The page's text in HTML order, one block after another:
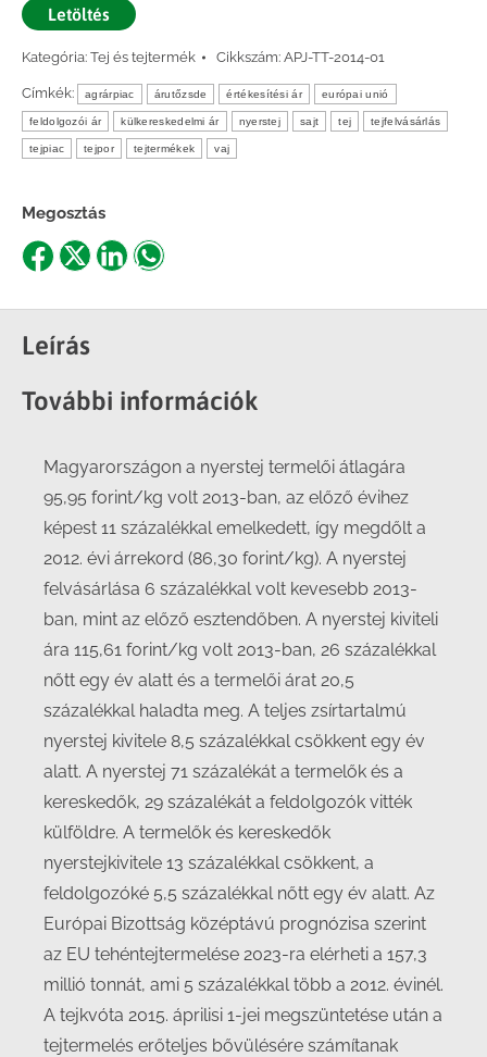
Letöltés
Kategória: Tej és tejtermék Cikkszám: APJ-TT-2014-01
Címkék: agrárpiac árutőzsde értékesítési ár európai unió
feldolgozói ár külkereskedelmi ár nyerstej sajt tej tejfelvásárlás
tejpiac tejpor tejtermékek vaj
Megosztás
Share
Facebook
Share
X
ShareShare
Leírás
További információk
Magyarországon a nyerstej termelői átlagára
95,95 forint/kg volt 2013-ban, az előző évihez
képest 11 százalékkal emelkedett, így megdőlt a
2012. évi árrekord (86,30 forint/kg). A nyerstej
felvásárlása 6 százalékkal volt kevesebb 2013-
ban, mint az előző esztendőben. A nyerstej kiviteli
ára 115,61 forint/kg volt 2013-ban, 26 százalékkal
nőtt egy év alatt és a termelői árat 20,5
százalékkal haladta meg. A teljes zsírtartalmú
nyerstej kivitele 8,5 százalékkal csökkent egy év
alatt. A nyerstej 71 százalékát a termelők és a
kereskedők, 29 százalékát a feldolgozók vitték
külföldre. A termelők és kereskedők
nyerstejkivitele 13 százalékkal csökkent, a
feldolgozóké 5,5 százalékkal nőtt egy év alatt. Az
Európai Bizottság középtávú prognózisa szerint
az EU tehéntejtermelése 2023-ra elérheti a 157,3
millió tonnát, ami 5 százalékkal több a 2012. évinél.
A tejkvóta 2015. áprilisi 1-jei megszüntetése után a
tejtermelés erőteljes bővülésére számítanak